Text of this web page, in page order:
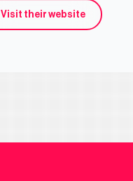
Visit their website